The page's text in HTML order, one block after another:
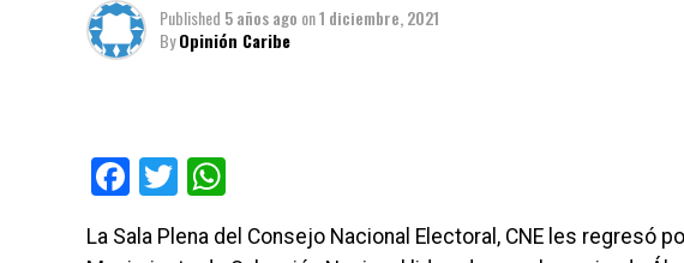
Published 5 años ago on1 diciembre, 2021
ByOpinión Caribe
Facebook
Twitter
La Sala Plena del Consejo Nacional Electoral, CNE les regresó